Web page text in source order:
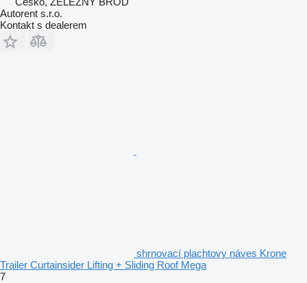
Autorent s.r.o.
Kontakt s dealerem
shrnovací plachtovy náves Krone
Trailer Curtainsider Lifting + Sliding Roof Mega
7